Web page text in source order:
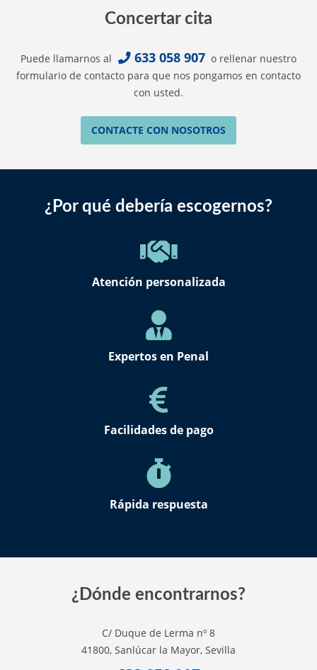
Concertar cita
Puede llamarnos al 633 058 907 o rellenar nuestro
formulario de contacto para que nos pongamos en contacto
con usted.
CONTACTE CON NOSOTROS
¿Por qué debería escogernos?
Atención personalizada
Expertos en Penal
Facilidades de pago
Rápida respuesta
¿Dónde encontrarnos?
C/ Duque de Lerma nº 8
41800, Sanlúcar la Mayor, Sevilla